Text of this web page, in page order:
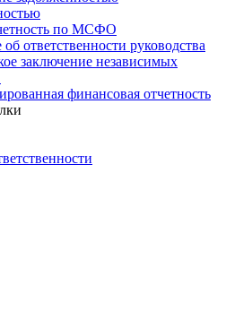
по МСФО
об ответственности руководства
заключение независимых
финансовая отчетность